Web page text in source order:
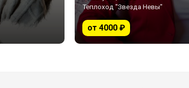
Теплоход "Звезда Невы"
от 4000 ₽